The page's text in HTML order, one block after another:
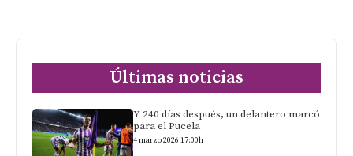
Últimas noticias
Y 240 días después, un delantero marcó
para el Pucela
4 marzo 2026 17:00h